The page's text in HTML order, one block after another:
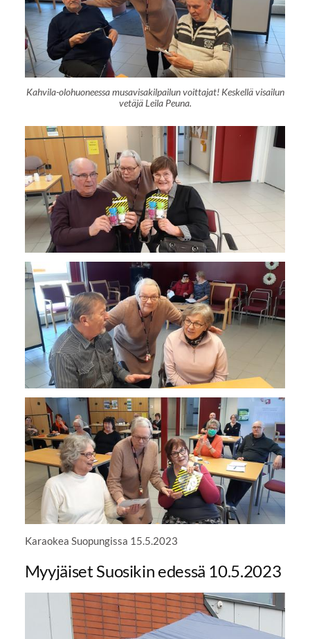
Kahvila-olohuoneessa musavisakilpailun voittajat! Keskellä visailun
vetäjä Leila Peuna.
Karaokea Suopungissa 15.5.2023
Myyjäiset Suosikin edessä 10.5.2023